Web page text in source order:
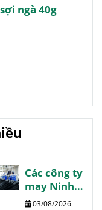
ngà 40g
Các công ty
may Ninh
Bình giá tốt
03/08/2026